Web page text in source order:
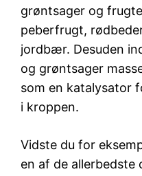
grøntsager og
peberfrugt,
jordbær. Desuden
og grøntsager
som en katalysator
i kroppen.
Vidste du for
en af de allerbedste